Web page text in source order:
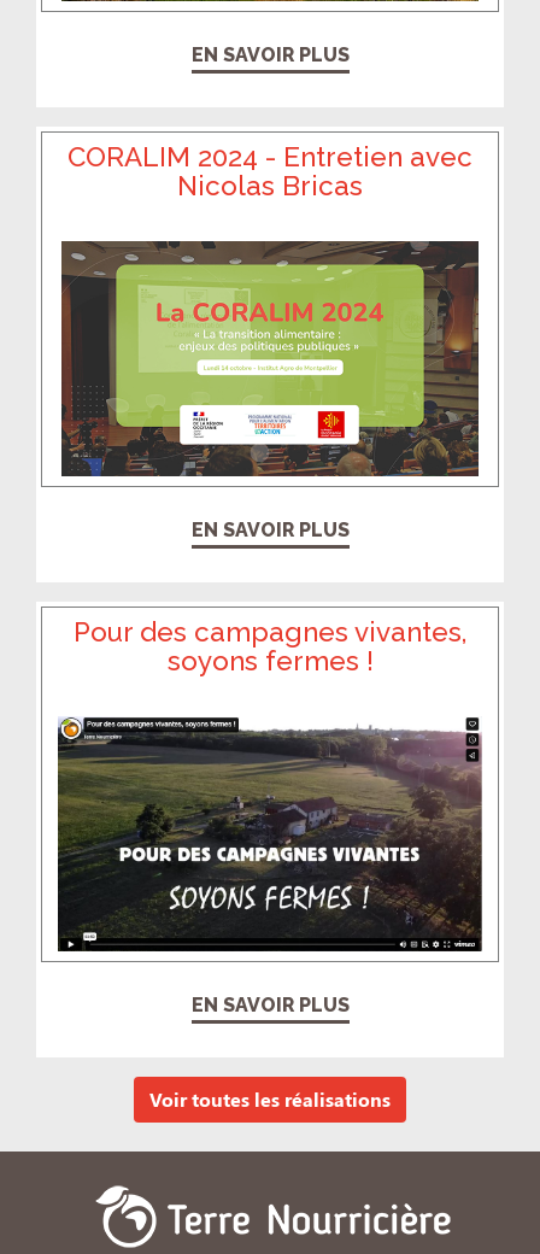
EN SAVOIR PLUS
CORALIM 2024 - Entretien avec
Nicolas Bricas
EN SAVOIR PLUS
Pour des campagnes vivantes,
soyons fermes !
EN SAVOIR PLUS
Voir toutes les réalisations